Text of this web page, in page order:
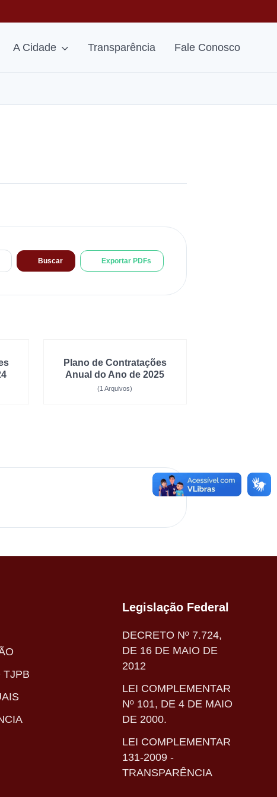
A Cidade Transparência Fale Conosco
Buscar Exportar PDFs
Plano de Contratações
Anual do Ano de 2025
(1 Arquivos)
TJPB
Legislação Federal
DECRETO Nº 7.724,
DE 16 DE MAIO DE
2012
LEI COMPLEMENTAR
Nº 101, DE 4 DE MAIO
DE 2000.
LEI COMPLEMENTAR
131-2009 -
TRANSPARÊNCIA